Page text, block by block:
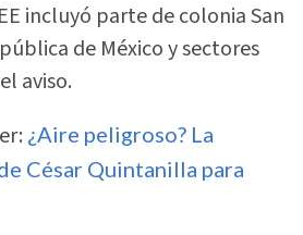
incluyó parte de colonia San
de México y sectores
aviso.
¿Aire peligroso? La
César Quintanilla para